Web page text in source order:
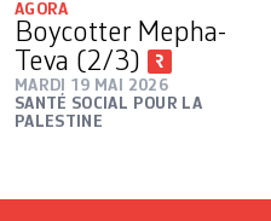
AGORA
Boycotter Mepha-
Teva (2/3)
MARDI 19 MAI 2026
SANTÉ SOCIAL POUR LA
PALESTINE